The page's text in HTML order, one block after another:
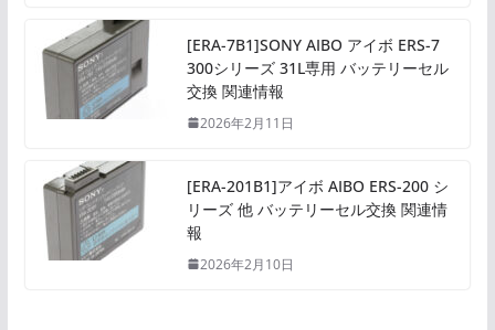
[ERA-7B1]SONY AIBO アイボ ERS-7
300シリーズ 31L専用 バッテリーセル
交換 関連情報
2026年2月11日
[ERA-201B1]アイボ AIBO ERS-200 シ
リーズ 他 バッテリーセル交換 関連情
報
2026年2月10日